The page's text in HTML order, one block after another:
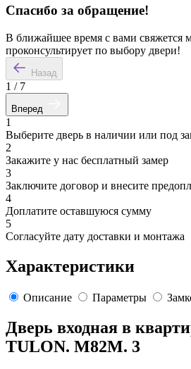
Спасибо за обращение!
В ближайшее время с вами свяжется
проконсультирует по выбору двери!
Назад
1 / 7
Вперед
1
Выберите дверь в наличии или под
2
Закажите у нас бесплатный замер
3
Заключите договор и внесите
4
Доплатите оставшуюся сумму
5
Согласуйте дату доставки и монтажа
Характеристики
Описание Параметры
Дверь входная в
TULON. M82M. 3